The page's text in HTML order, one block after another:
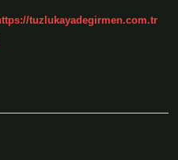
tuzlukayadegirmen.com.tr